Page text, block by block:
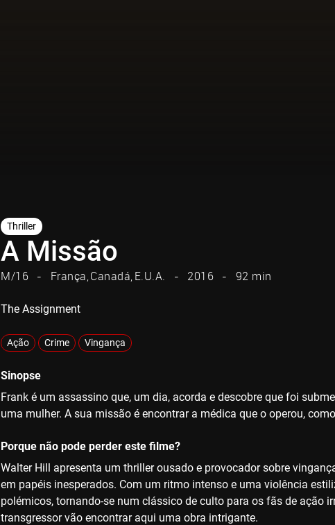
Thriller
A Missão
M/16 França Canadá E.U.A. 2016 92 min
The Assignment
Ação Crime Vingança
Sinopse
Frank é um assassino que, um dia, acorda e descobre que foi
uma mulher. A sua missão é encontrar a médica que o operou,
Porque não pode perder este filme?
Walter Hill apresenta um thriller ousado e provocador sobre
em papéis inesperados. Com um ritmo intenso e uma violência
polémicos, tornando-se num clássico de culto para os fãs de ação
transgressor vão encontrar aqui uma obra intrigante.